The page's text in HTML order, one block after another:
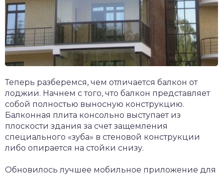
Теперь разберемся, чем отличается балкон от
лоджии. Начнем с того, что балкон представляет
собой полностью выносную конструкцию.
Балконная плита консольно выступает из
плоскости здания за счет защемления
специального «зуба» в стеновой конструкции
либо опирается на стойки снизу.
Обновилось лучшее мобильное приложение для